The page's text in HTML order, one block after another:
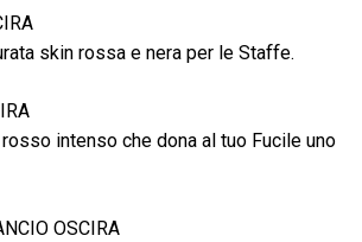
skin rossa e nera per le Staffe.
intenso che dona al tuo Fucile uno
OSCIRA